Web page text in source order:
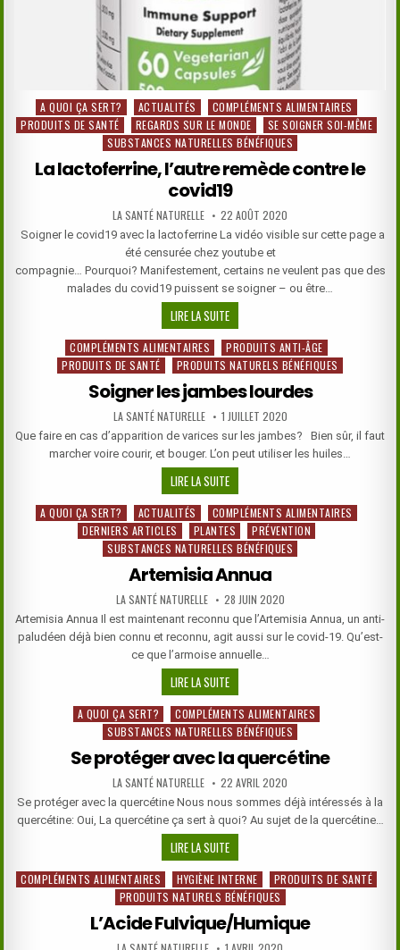
Posted
in
A QUOI ÇA SERT? ACTUALITÉS
COMPLÉMENTS ALIMENTAIRES
PRODUITS DE SANTÉ
REGARDS SUR LE MONDE
SE SOIGNER SOI-MÊME
SUBSTANCES NATURELLES BÉNÉFIQUES
La lactoferrine, l’autre remède contre le
covid19
AUTHOR:
LA SANTÉ NATURELLE PUBLISHED
DATE:
22 AOÛT 2020
Soigner le covid19 avec la lactoferrine La vidéo visible sur cette page a
été censurée chez youtube et
compagnie… Pourquoi? Manifestement, certains ne veulent pas que des
malades du covid19 puissent se soigner – ou être…
LIRE LA SUITELA
LACTOFERRINE,
L’AUTRE
REMÈDE
CONTRE
LE
COVID19
Posted
in
COMPLÉMENTS ALIMENTAIRES
PRODUITS ANTI-ÂGE
PRODUITS DE SANTÉ
PRODUITS NATURELS BÉNÉFIQUES
Soigner les jambes lourdes
AUTHOR:
LA SANTÉ NATURELLE PUBLISHED
DATE:
1 JUILLET 2020
Que faire en cas d’apparition de varices sur les jambes? Bien sûr, il faut
marcher voire courir, et bouger. L’on peut utiliser les huiles…
LIRE LA SUITESOIGNER
LES
JAMBES
LOURDES
Posted
A QUOI ÇA SERT? ACTUALITÉS
COMPLÉMENTS ALIMENTAIRES
DERNIERS ARTICLES
PLANTES
PRÉVENTION
SUBSTANCES NATURELLES BÉNÉFIQUES
Artemisia Annua
AUTHOR:
LA SANTÉ NATURELLE PUBLISHED
DATE:
28 JUIN 2020
Artemisia Annua Il est maintenant reconnu que l’Artemisia Annua, un anti-
paludéen déjà bien connu et reconnu, agit aussi sur le covid-19. Qu’est-
ce que l’armoise annuelle…
LIRE LA SUITEARTEMISIA
ANNUA
Posted
A QUOI ÇA SERT?
COMPLÉMENTS ALIMENTAIRES
SUBSTANCES NATURELLES BÉNÉFIQUES
Se protéger avec la quercétine
AUTHOR:
LA SANTÉ NATURELLE PUBLISHED
DATE:
22 AVRIL 2020
Se protéger avec la quercétine Nous nous sommes déjà intéressés à la
quercétine: Oui, La quercétine ça sert à quoi? Au sujet de la quercétine…
LIRE LA SUITESE
PROTÉGER
AVEC
LA
QUERCÉTINE
Posted
COMPLÉMENTS ALIMENTAIRES HYGIÈNE INTERNE
PRODUITS DE SANTÉ
PRODUITS NATURELS BÉNÉFIQUES
L’Acide Fulvique/Humique
AUTHOR: PUBLISHED